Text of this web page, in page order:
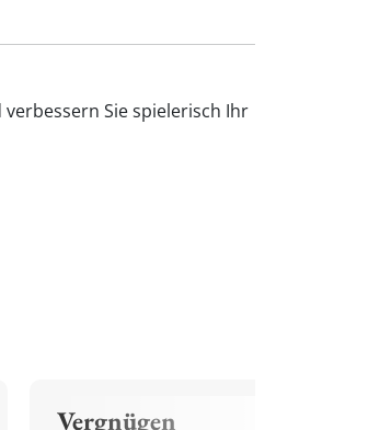
Sie spielerisch Ihr
Vergnügen